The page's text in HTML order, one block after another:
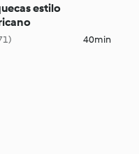
estilo
40min